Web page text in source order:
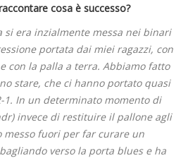
cosa è successo?
si era inzialmente messa nei binari
portata dai miei ragazzi, con
con la palla a terra. Abbiamo fatto
stare, che ci hanno portato quasi
1. In un determinato momento di
invece di restituire il pallone agli
messo fuori per far curare un
verso la porta blues e ha